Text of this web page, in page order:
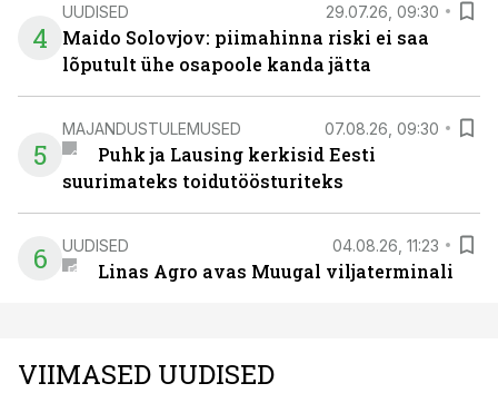
4
UUDISED 29.07.26, 09:30
Maido Solovjov: piimahinna riski ei saa
lõputult ühe osapoole kanda jätta
5
MAJANDUSTULEMUSED 07.08.26, 09:30
Puhk ja Lausing kerkisid Eesti
suurimateks toidutöösturiteks
6 UUDISED 04.08.26, 11:23
Linas Agro avas Muugal viljaterminali
VIIMASED UUDISED